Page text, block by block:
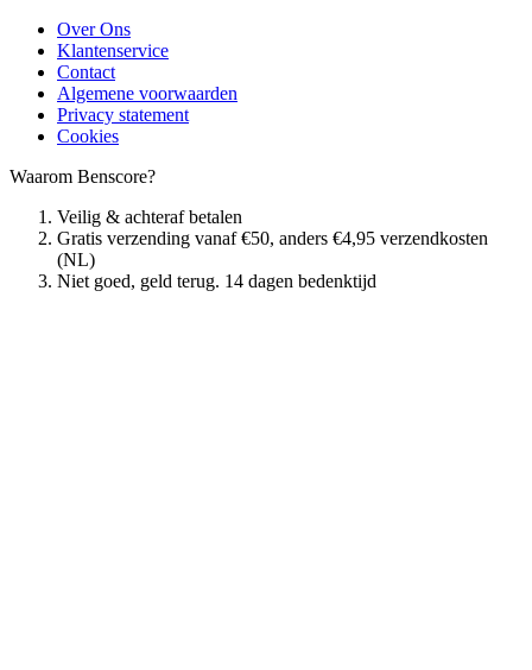
Over Ons
Klantenservice
Contact
Algemene voorwaarden
Privacy statement
Cookies
Waarom Benscore?
Veilig & achteraf betalen
Gratis verzending vanaf €50, anders €4,95 verzendkosten
(NL)
Niet goed, geld terug. 14 dagen bedenktijd